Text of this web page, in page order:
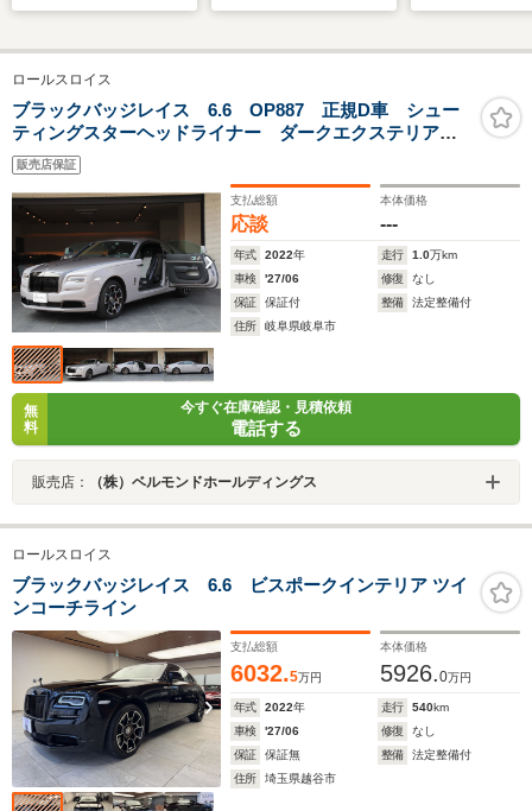
ランプ LED/横滑り防
ストップ/セーフティ
サポート(スズキ)/禁煙
置 USB
ETC2.0 シー
タールーフコ
ロールスロイス
ブラックバッジレイス 6.6 OP887 正規D車 シュー
ティングスターヘッドライナー ダークエクステリアパ
ッケージ イルミネーショントレッドプレート ビスポ
ークインテリア RRビスポークオーディオ
販売店保証
支払総額
応談
本体価格
---
年式 2022年 走行 1.0万km
車検
'27/06 修復
なし
保証
保証付 整備
法定整備付
住所
岐阜県岐阜市
無
料
今すぐ在庫確認・見積依頼
電話する
販売店： （株）ベルモンドホールディングス
ロールスロイス
ブラックバッジレイス 6.6 ビスポークインテリア ツイ
ンコーチライン
支払総額
6032.5万円
本体価格
5926.0万円
年式 2022年 走行 540km
車検
'27/06 修復
なし
保証
保証無 整備
法定整備付
住所
埼玉県越谷市